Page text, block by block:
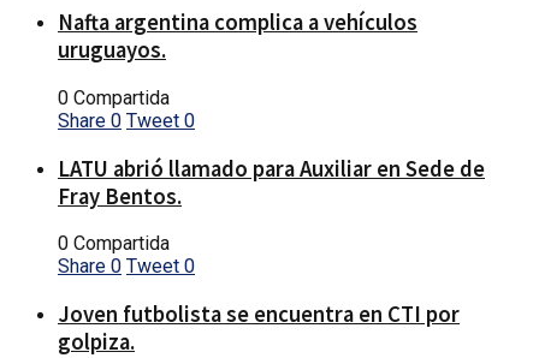
Nafta argentina complica a vehículos
uruguayos.
0 Compartida
Share 0 Tweet 0
LATU abrió llamado para Auxiliar en Sede de
Fray Bentos.
0 Compartida
Share 0 Tweet 0
Joven futbolista se encuentra en CTI por
golpiza.